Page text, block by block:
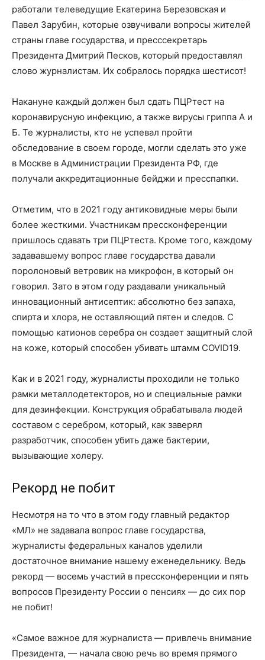
работали телеведущие Екатерина Березовская и
Павел Зарубин, которые озвучивали вопросы жителей
страны главе государства, и пресс­секретарь
Президента Дмитрий Песков, который предоставлял
слово журналистам. Их собралось порядка шестисот!
Накануне каждый должен был сдать ПЦР­тест на
коронавирусную инфекцию, а также вирусы гриппа А и
Б. Те журналисты, кто не успевал пройти
обследование в своем городе, могли сделать это уже
в Москве в Администрации Президента РФ, где
получали аккредитационные бейджи и пресс­папки.
Отметим, что в 2021 году антиковидные меры были
более жесткими. Участникам пресс­конференции
пришлось сдавать три ПЦР­теста. Кроме того, каждому
задававшему вопрос главе государства давали
поролоновый ветровик на микрофон, в который он
говорил. Зато в этом году раздавали уникальный
инновационный антисептик: абсолютно без запаха,
спирта и хлора, не оставляющий пятен и следов. С
помощью катионов серебра он создает защитный слой
на коже, который способен убивать штамм COVID­19.
Как и в 2021 году, журналисты проходили не только
рамки металлодетекторов, но и специальные рамки
для дезинфекции. Конструкция обрабатывала людей
составом с серебром, который, как заверял
разработчик, способен убить даже бактерии,
вызывающие холеру.
Рекорд не побит
Несмотря на то что в этом году главный редактор
«МЛ» не задавала вопрос главе государства,
журналисты федеральных каналов уделили
достаточное внимание нашему еженедельнику. Ведь
рекорд — восемь участий в пресс­конференции и пять
вопросов Президенту России о пенсиях — до сих пор
не побит!
«Самое важное для журналиста — привлечь внимание
Президента, — начала свою речь во время прямого